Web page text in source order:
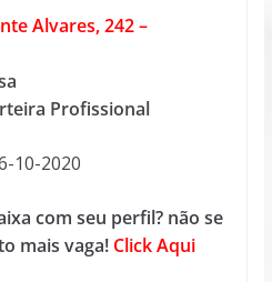
Alvares, 242 –
Profissional
10-2020
com seu perfil? não se
mais vaga! Click Aqui